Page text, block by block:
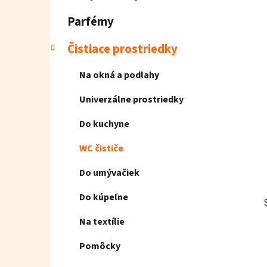
Parfémy
Čistiace prostriedky
Na okná a podlahy
Univerzálne prostriedky
Do kuchyne
WC čističe
Do umývačiek
Do kúpeľne
Na textílie
Pomôcky